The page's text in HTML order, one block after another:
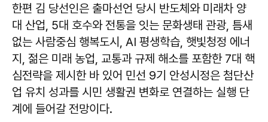
한편 김 당선인은 출마선언 당시 반도체와 미래차 양
대 산업, 5대 호수와 전통을 잇는 문화생태 관광, 틈새
없는 사람중심 행복도시, AI 평생학습, 햇빛청정 에너
지, 젊은 미래 농업, 교통과 규제 해소를 포함한 7대 핵
심전략을 제시한 바 있어 민선 9기 안성시정은 첨단산
업 유치 성과를 시민 생활권 변화로 연결하는 실행 단
계에 들어갈 전망이다.